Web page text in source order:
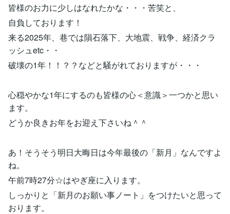
皆様のお力に少しはなれたかな・・・苦笑と、
自負しております！
来る2025年、巷では隕石落下、大地震、戦争、経済クラ
ッシュetc・・
破壊の1年！！？？などと騒がれておりますが・・・
心穏やかな1年にするのも皆様の心＜意識＞一つかと思い
ます。
どうか良きお年をお迎え下さいね＾＾
あ！そうそう明日大晦日は今年最後の「新月」なんですよ
ね。
午前7時27分☆はやぎ座に入ります。
しっかりと「新月のお願い事ノート」をつけたいと思って
おります。